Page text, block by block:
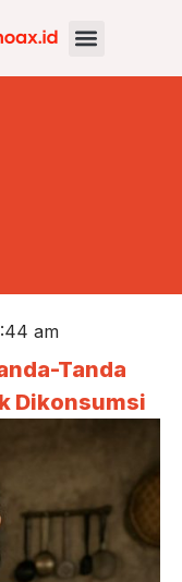
am
Tanda
Dikonsumsi